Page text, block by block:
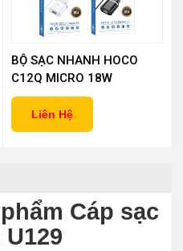
BỘ SẠC NHANH HOCO
C12Q MICRO 18W
Liên Hệ
Cáp sạc